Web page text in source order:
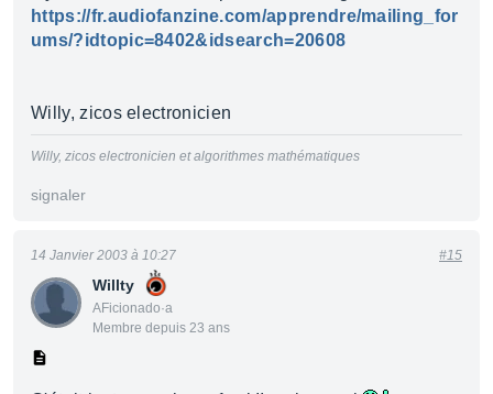
https://fr.audiofanzine.com/apprendre/mailing_for
ums/?idtopic=8402&idsearch=20608
Willy, zicos electronicien
Willy, zicos electronicien et algorithmes mathématiques
signaler
Willty
AFicionado·a
Membre depuis 23 ans
14 Janvier 2003 à 10:27 #15